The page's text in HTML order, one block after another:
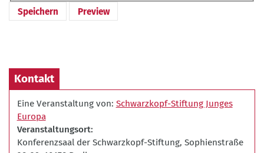
Kontakt
Eine Veranstaltung von: Schwarzkopf-Stiftung Junges
Europa
Veranstaltungsort
Konferenzsaal der Schwarzkopf-Stiftung, Sophienstraße